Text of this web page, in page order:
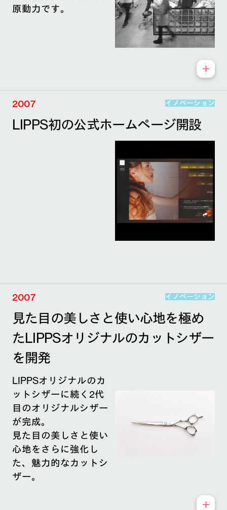
原動力です。
2007 イノベーション
LIPPS初の公式ホームページ開設
2007 イノベーション
見た目の美しさと使い心地を極め
たLIPPSオリジナルのカットシザー
を開発
LIPPSオリジナルのカ
ットシザーに続く2代
目のオリジナルシザー
が完成。
見た目の美しさと使い
心地をさらに強化し
た、魅力的なカットシ
ザー。